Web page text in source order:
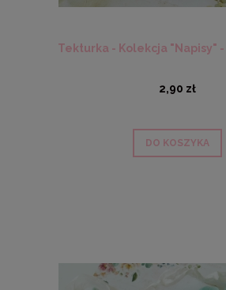
Tekturka - Kolekcja "Napisy" -
2,90 zł
DO KOSZYKA